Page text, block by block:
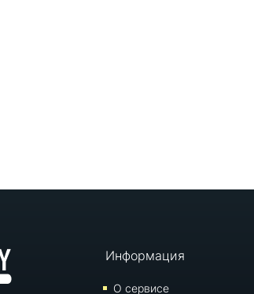
Информация
О сервисе